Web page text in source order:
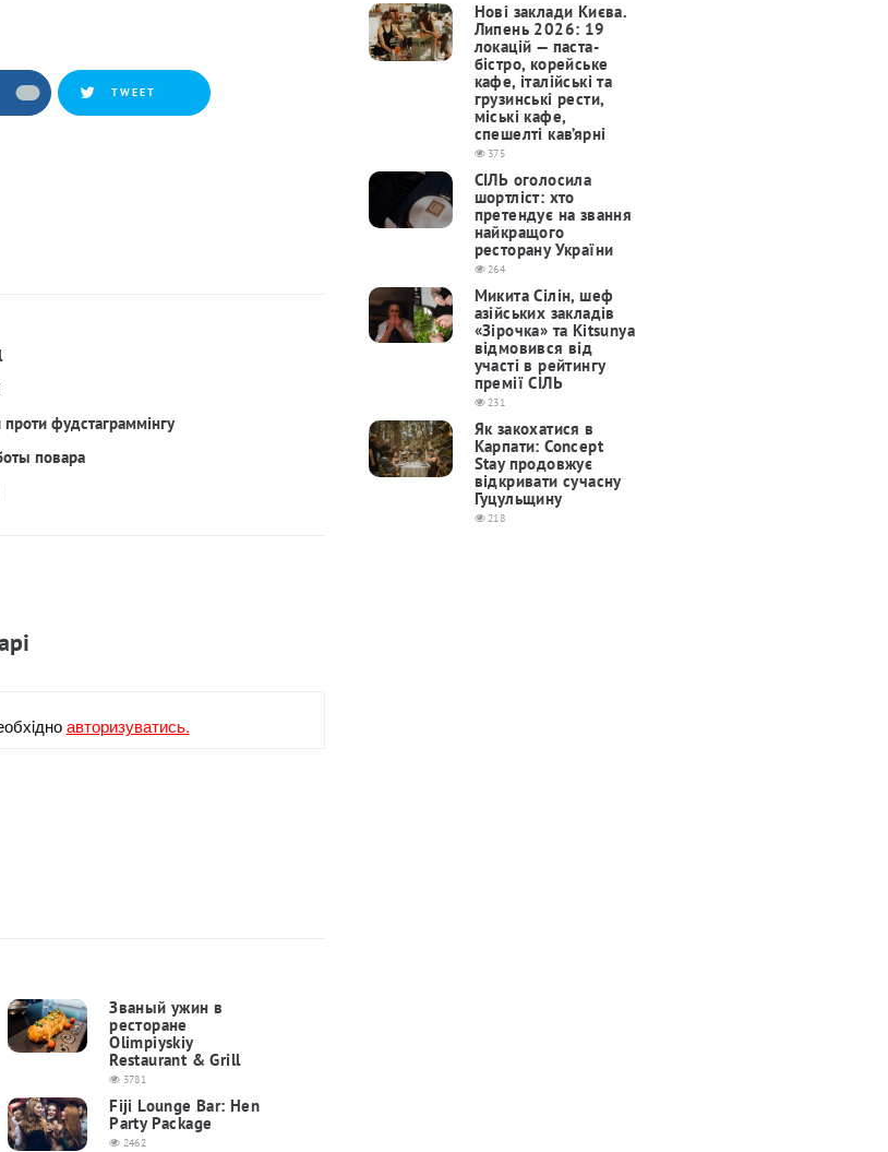
TWEET
фудстаграммінгу
повара
авторизуватись.
Званый ужин в
ресторане
Olimpiyskiy
Restaurant & Grill
3781
Fiji Lounge Bar: Hen
Party Package
2462
Нові заклади Києва.
Липень 2026: 19
локацій — паста-
бістро, корейське
кафе, італійські та
грузинські рести,
міські кафе,
спешелті кав’ярні
375
СІЛЬ оголосила
шортліст: хто
претендує на звання
найкращого
ресторану України
264
Микита Сілін, шеф
азійських закладів
«Зірочка» та Kitsunya
відмовився від
участі в рейтингу
премії СІЛЬ
231
Як закохатися в
Карпати: Concept
Stay продовжує
відкривати сучасну
Гуцульщину
218